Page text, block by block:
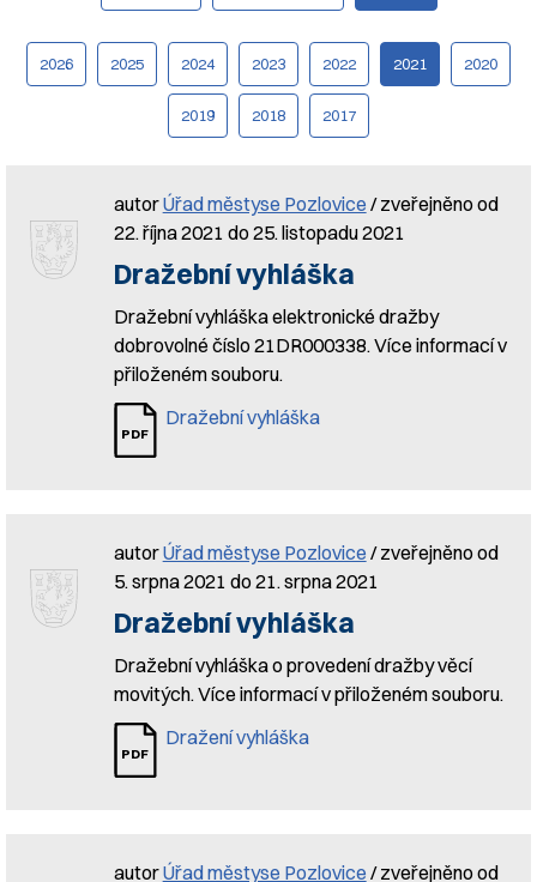
2026 2025 2024 2023 2022 2021 2020
2019 2018 2017
autorÚřad městyse Pozlovice / zveřejněno od
22. října 2021 do 25. listopadu 2021
Dražební vyhláška
Dražební vyhláška elektronické dražby
dobrovolné číslo 21DR000338. Více informací v
přiloženém souboru.
Dražební vyhláška
autorÚřad městyse Pozlovice / zveřejněno od
5. srpna 2021 do 21. srpna 2021
Dražební vyhláška
Dražební vyhláška o provedení dražby věcí
movitých. Více informací v přiloženém souboru.
Dražení vyhláška
autorÚřad městyse Pozlovice / zveřejněno od